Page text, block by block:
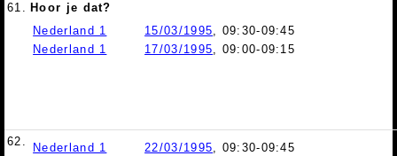
61. Hoor je dat?
Nederland 1
15/03/1995, 09:30-09:45
Nederland 1
17/03/1995, 09:00-09:15
62. Nederland 1 22/03/1995, 09:30-09:45